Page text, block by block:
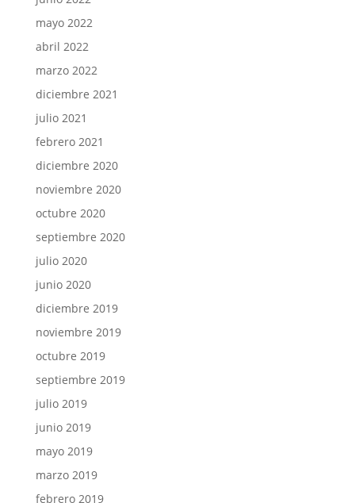
mayo 2022
abril 2022
marzo 2022
diciembre 2021
julio 2021
febrero 2021
diciembre 2020
noviembre 2020
octubre 2020
septiembre 2020
julio 2020
junio 2020
diciembre 2019
noviembre 2019
octubre 2019
septiembre 2019
julio 2019
junio 2019
mayo 2019
marzo 2019
febrero 2019